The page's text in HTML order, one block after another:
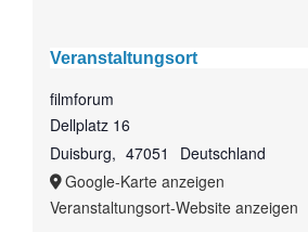
Veranstaltungsort
filmforum
Dellplatz 16
Duisburg, 47051
Deutschland
Google-Karte anzeigen
Veranstaltungsort-Website anzeigen